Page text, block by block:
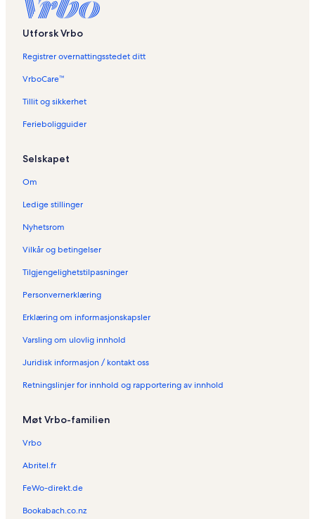
Utforsk Vrbo
Registrer overnattingsstedet ditt
VrboCare™
Tillit og sikkerhet
Ferieboligguider
Selskapet
Om
Ledige stillinger
Nyhetsrom
Vilkår og betingelser
Tilgjengelighetstilpasninger
Personvernerklæring
Erklæring om informasjonskapsler
Varsling om ulovlig innhold
Juridisk informasjon / kontakt oss
Retningslinjer for innhold og rapportering av innhold
Møt Vrbo-familien
Vrbo
Abritel.fr
FeWo-direkt.de
Bookabach.co.nz